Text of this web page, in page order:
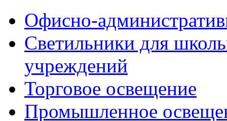
Офисно-
Светильники для
учреждений
Торговое освещение
Промышленное